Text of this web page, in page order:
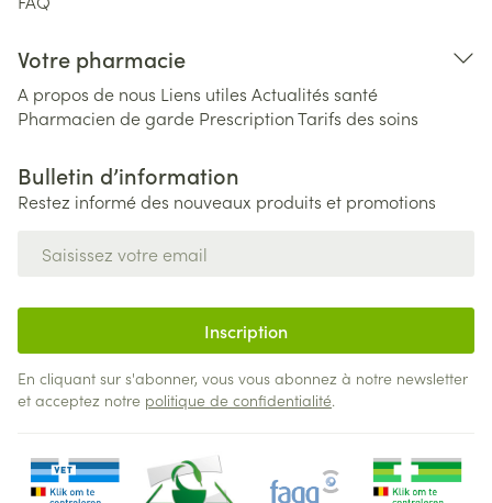
Votre pharmacie
A propos de nous Liens utiles Actualités santé
Pharmacien de garde PrescriptionTarifs des soins
Bulletin d’information
Restez informé des nouveaux produits et promotions
Inscription
En cliquant sur s'abonner, vous vous abonnez à notre newsletter
et acceptez notre politique de confidentialité.